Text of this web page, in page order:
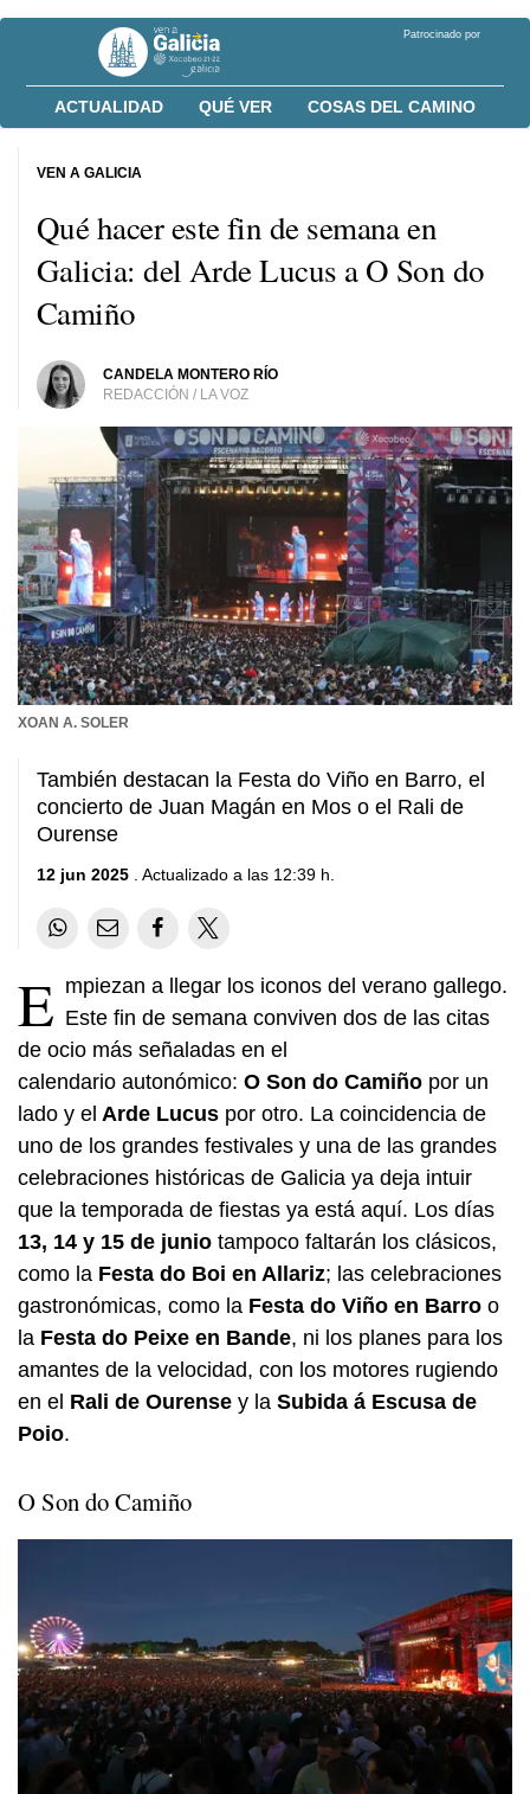
Patrocinado por
ACTUALIDAD QUÉ VER COSAS DEL CAMINO
Qué hacer este fin de semana en
Galicia: del Arde Lucus a O Son do
Camiño
CANDELA MONTERO RÍO
REDACCIÓN / LA VOZ
VEN A GALICIA
XOAN A. SOLER
También destacan la Festa do Viño en Barro, el
concierto de Juan Magán en Mos o el Rali de
Ourense
12 jun 2025 . Actualizado a las 12:39 h.
E mpiezan a llegar los iconos del verano gallego.
Este fin de semana conviven dos de las citas
de ocio más señaladas en el
calendario autonómico: O Son do Camiño por un
lado y el Arde Lucus por otro. La coincidencia de
uno de los grandes festivales y una de las grandes
celebraciones históricas de Galicia ya deja intuir
que la temporada de fiestas ya está aquí. Los días
13, 14 y 15 de junio tampoco faltarán los clásicos,
como la Festa do Boi en Allariz; las celebraciones
gastronómicas, como la Festa do Viño en Barro o
la Festa do Peixe en Bande, ni los planes para los
amantes de la velocidad, con los motores rugiendo
en el Rali de Ourense y la Subida á Escusa de
Poio.
O Son do Camiño